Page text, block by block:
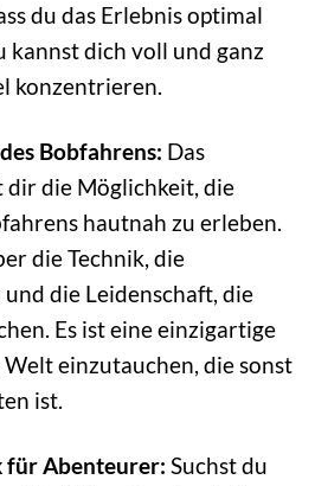
du das Erlebnis optimal
kannst dich voll und ganz
konzentrieren.
Bobfahrens: Das
dir die Möglichkeit, die
hautnah zu erleben.
die Technik, die
die Leidenschaft, die
Es ist eine einzigartige
einzutauchen, die sonst
ist.
für Abenteurer: Suchst du